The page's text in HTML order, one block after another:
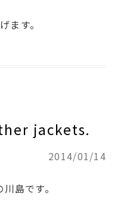
ます。
jackets.
2014/01/14
島です。